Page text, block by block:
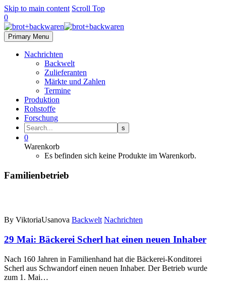
Skip to main content Scroll Top
0
Primary Menu
Nachrichten
Backwelt
Zulieferanten
Märkte und Zahlen
Termine
Produktion
Rohstoffe
Forschung
0
Warenkorb
Es befinden sich keine Produkte im Warenkorb.
Familienbetrieb
By ViktoriaUsanova Backwelt Nachrichten
29 Mai: Bäckerei Scherl hat einen neuen Inhaber
Nach 160 Jahren in Familienhand hat die Bäckerei-Konditorei
Scherl aus Schwandorf einen neuen Inhaber. Der Betrieb wurde
zum 1. Mai…